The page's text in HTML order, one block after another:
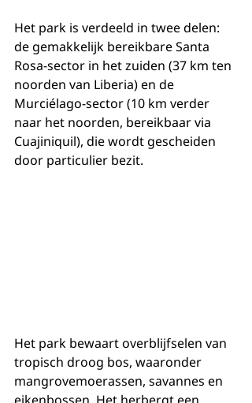
Het park is verdeeld in twee delen:
de gemakkelijk bereikbare Santa
Rosa-sector in het zuiden (37 km ten
noorden van Liberia) en de
Murciélago-sector (10 km verder
naar het noorden, bereikbaar via
Cuajiniquil), die wordt gescheiden
door particulier bezit.
Het park bewaart overblijfselen van
tropisch droog bos, waaronder
mangrovemoerassen, savannes en